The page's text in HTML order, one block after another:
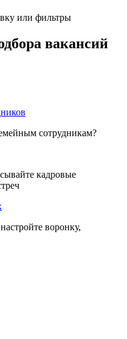
или фильтры
вакансий
сотрудникам?
кадровые
воронку,